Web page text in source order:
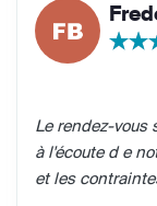
Le rendez-vous
à l'écoute d e
et les